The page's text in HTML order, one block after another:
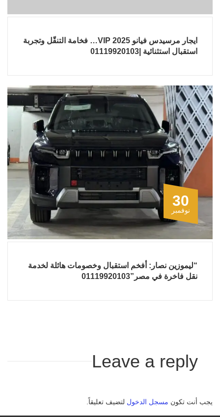
ايجار مرسيدس فيانو 2025 VIP… فخامة التنقّل وتجربة
استقبال استثنائية |01119920103
30
نوفمبر
“ليموزين نصار: أفخم استقبال وخصومات هائلة لخدمة
نقل فاخرة في مصر”01119920103
Leave a reply
يجب أنت تكون مسجل الدخول لتضيف تعليقاً.